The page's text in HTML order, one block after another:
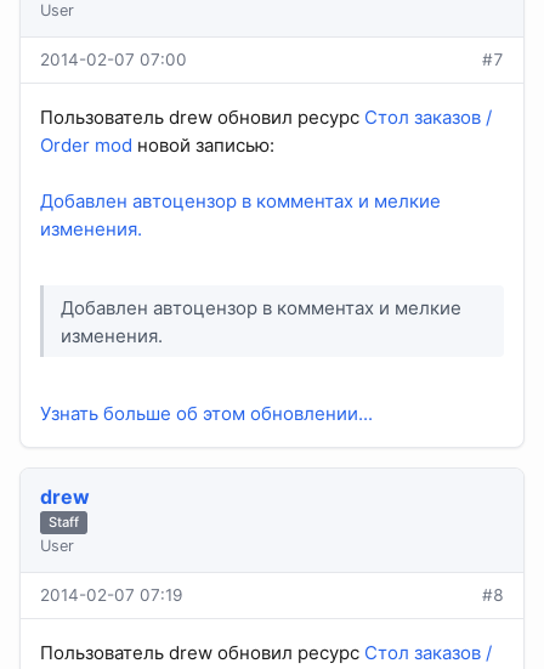
User
2014-02-07 07:00 #7
Пользователь drew обновил ресурс Стол заказов /
Order mod новой записью:
Добавлен автоцензор в комментах и мелкие
изменения.
Добавлен автоцензор в комментах и мелкие
изменения.
Узнать больше об этом обновлении...
drew
Staff
User
2014-02-07 07:19 #8
Пользователь drew обновил ресурс Стол заказов /